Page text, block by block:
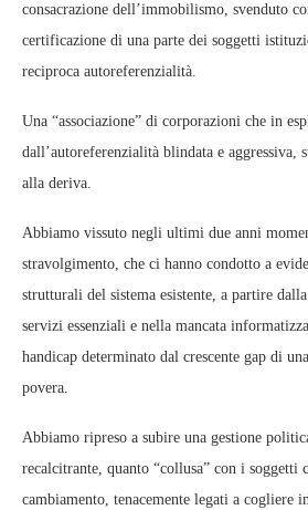
consacrazione dell’immobilismo, svenduto
certificazione di una parte dei soggetti
reciproca autoreferenzialità.
Una “associazione” di corporazioni che in
dall’autoreferenzialità blindata e aggressiva,
alla deriva.
Abbiamo vissuto negli ultimi due anni
stravolgimento, che ci hanno condotto a
strutturali del sistema esistente, a partire
servizi essenziali e nella mancata
handicap determinato dal crescente gap di
povera.
Abbiamo ripreso a subire una gestione
recalcitrante, quanto “collusa” con i soggetti
cambiamento, tenacemente legati a cogliere